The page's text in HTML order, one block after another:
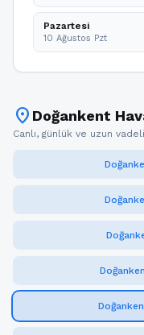
Pazartesi
10 Ağustos Pzt
location_on Doğankent
Canlı, günlük ve uzun